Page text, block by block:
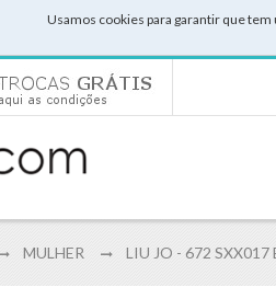
Usamos cookies para garantir que
MULHER LIU JO - 672 SXX017